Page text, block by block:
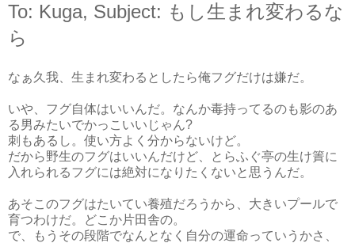
To: Kuga, Subject: もし生まれ変わるな
ら
なぁ久我、生まれ変わるとしたら俺フグだけは嫌だ。
いや、フグ自体はいいんだ。なんか毒持ってるのも影のあ
る男みたいでかっこいいじゃん?
刺もあるし。使い方よく分からないけど。
だから野生のフグはいいんだけど、とらふぐ亭の生け簀に
入れられるフグには絶対になりたくないと思うんだ。
あそこのフグはたいてい養殖だろうから、大きいプールで
育つわけだ。どこか片田舎の。
で、もうその段階でなんとなく自分の運命っていうかさ、